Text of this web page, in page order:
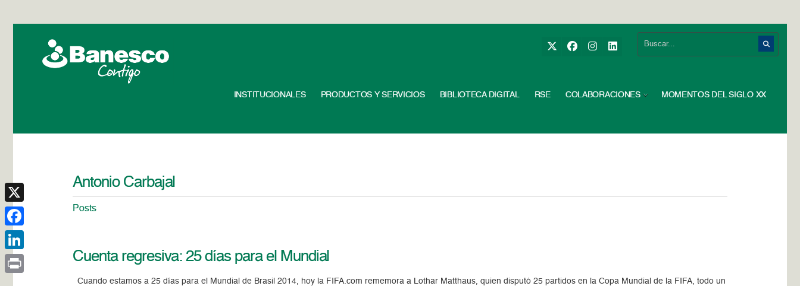
INSTITUCIONALES PRODUCTOS Y SERVICIOS BIBLIOTECA DIGITAL RSE COLABORACIONES MOMENTOS DEL SIGLO XX
Antonio Carbajal
Posts
Cuenta regresiva: 25 días para el Mundial
Cuando estamos a 25 días para el Mundial de Brasil 2014, hoy la FIFA.com rememora a Lothar Matthaus, quien disputó 25 partidos en la Copa Mundial de la FIFA, todo un
X
Facebook
LinkedIn